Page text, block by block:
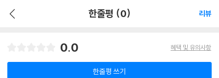
한줄평 (0) 리뷰
0.0 혜택 및 유의사항
한줄평 쓰기